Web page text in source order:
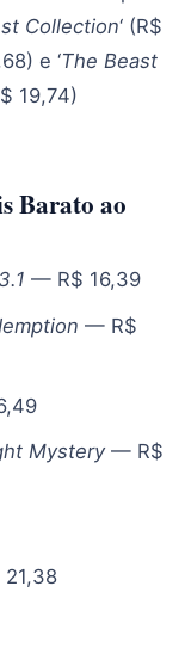
Collection‘ (R$
e ‘The Beast
19,74)
Barato ao
— R$ 16,39
— R$
Mystery— R$